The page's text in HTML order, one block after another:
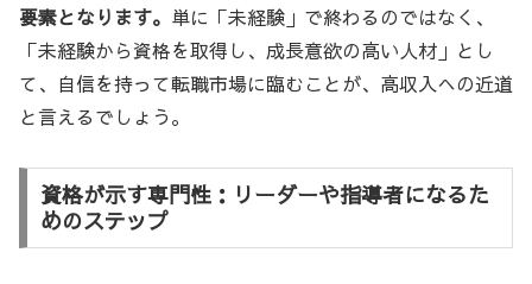
要素となります。 単に「未経験」で終わるのではなく、
「未経験から資格を取得し、成長意欲の高い人材」とし
て、自信を持って転職市場に臨むことが、高収入への近道
と言えるでしょう。
資格が示す専門性：リーダーや指導者になるた
めのステップ